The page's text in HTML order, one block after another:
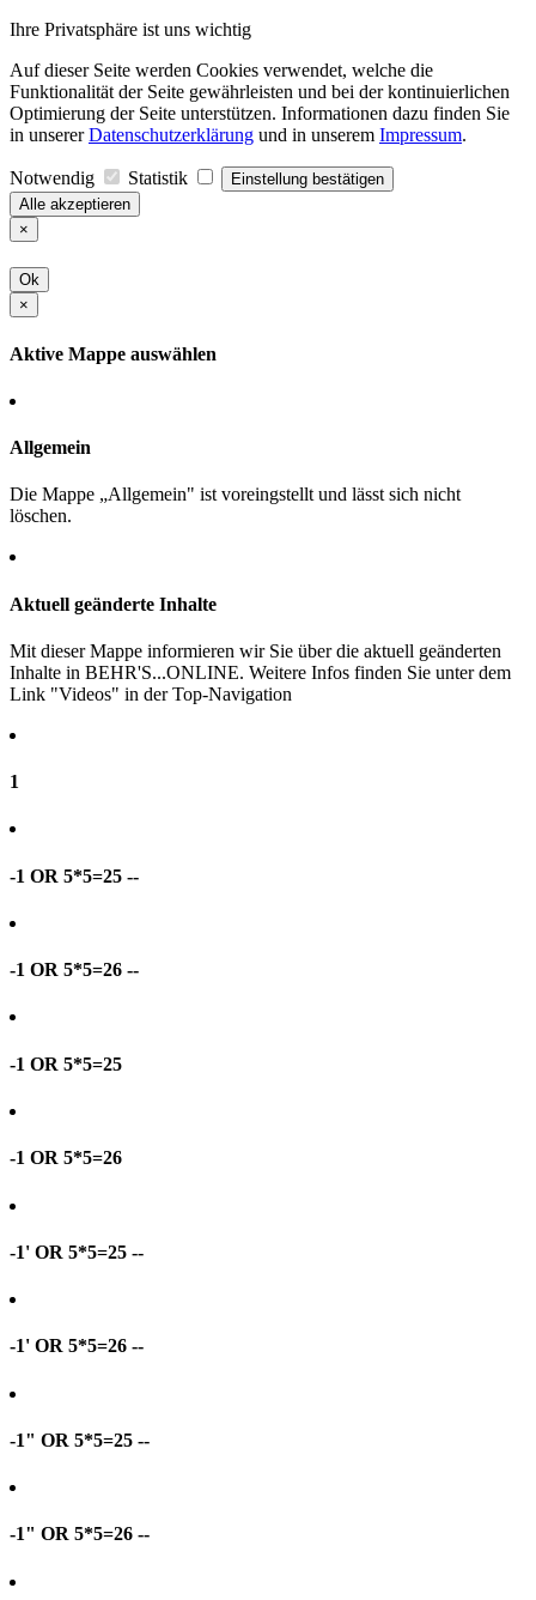
Ihre Privatsphäre ist uns wichtig
Auf dieser Seite werden Cookies verwendet, welche die
Funktionalität der Seite gewährleisten und bei der kontinuierlichen
Optimierung der Seite unterstützen. Informationen dazu finden Sie
in unsererDatenschutzerklärung und in unserem Impressum.
Notwendig Statistik
Einstellung bestätigen
Alle akzeptieren
×
Ok
×
Aktive Mappe auswählen
Allgemein
Die Mappe „Allgemein" ist voreingstellt und lässt sich nicht
löschen.
Aktuell geänderte Inhalte
Mit dieser Mappe informieren wir Sie über die aktuell geänderten
Inhalte in BEHR'S...ONLINE. Weitere Infos finden Sie unter dem
Link "Videos" in der Top-Navigation
1
-1 OR 5*5=25 --
-1 OR 5*5=26 --
-1 OR 5*5=25
-1 OR 5*5=26
-1' OR 5*5=25 --
-1' OR 5*5=26 --
-1" OR 5*5=25 --
-1" OR 5*5=26 --